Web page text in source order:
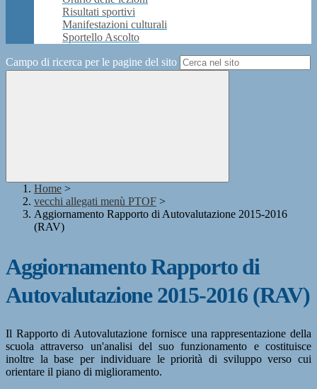
Risultati sportivi
Manifestazioni culturali
Sportello Ascolto
Campo di ricerca per le pagine del sito
Home >
vecchi allegati menù PTOF >
Aggiornamento Rapporto di Autovalutazione 2015-2016
(RAV)
Aggiornamento Rapporto di
Autovalutazione 2015-2016 (RAV)
Il Rapporto di Autovalutazione fornisce una rappresentazione della
scuola attraverso un'analisi del suo funzionamento e costituisce
inoltre la base per individuare le priorità di sviluppo verso cui
orientare il piano di miglioramento.